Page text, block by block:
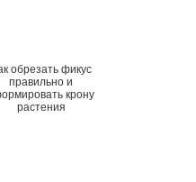
обрезать фикус
правильно и
крону
растения